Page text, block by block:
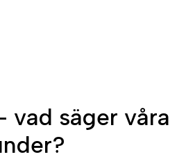
vad säger våra